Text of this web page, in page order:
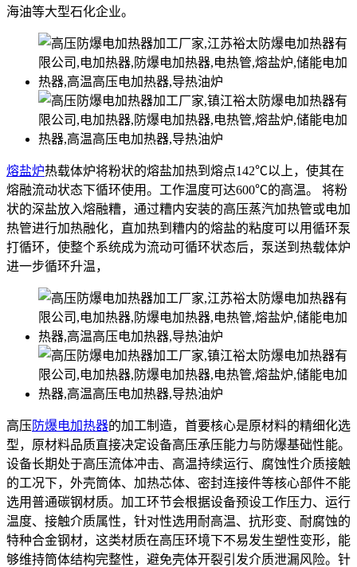
海油等大型石化企业。
熔盐炉热载体炉将粉状的熔盐加热到熔点142℃以上，使其在
熔融流动状态下循环使用。工作温度可达600℃的高温。 将粉
状的深盐放入熔融糟，通过糟内安装的高压蒸汽加热管或电加
热管进行加热融化，直加热到糟内的熔盐的粘度可以用循环泵
打循环，使整个系统成为流动可循环状态后，泵送到热载体炉
进一步循环升温，
高压 防爆电加热器的加工制造，首要核心是原材料的精细化选
型，原材料品质直接决定设备高压承压能力与防爆基础性能。
设备长期处于高压流体冲击、高温持续运行、腐蚀性介质接触
的工况下，外壳筒体、加热芯体、密封连接件等核心部件不能
选用普通碳钢材质。加工环节会根据设备预设工作压力、运行
温度、接触介质属性，针对性选用耐高温、抗形变、耐腐蚀的
特种合金钢材，这类材质在高压环境下不易发生塑性变形，能
够维持筒体结构完整性，避免壳体开裂引发介质泄漏风险。针